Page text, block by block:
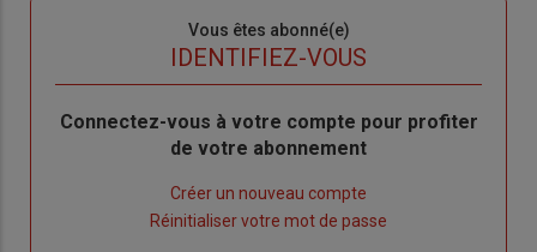
Vous êtes abonné(e)
IDENTIFIEZ-VOUS
Body
Connectez-vous à votre compte pour profiter
de votre abonnement
Créer un nouveau compte
Réinitialiser votre mot de passe